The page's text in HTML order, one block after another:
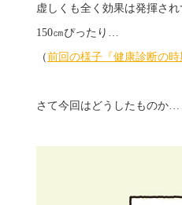
虚しくも全く効果は発揮され
150㎝ぴったり…
（前回の様子『健康診断の時
さて今回はどうしたものか…